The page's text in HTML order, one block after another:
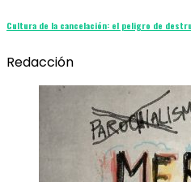
Cultura de la cancelación: el peligro de
Redacción